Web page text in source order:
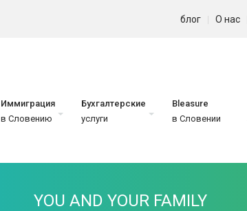
блог О нас
Иммиграция
в Словению
Бухгалтерские
услуги
Bleasure
в Словении
YOU AND YOUR FAMILY